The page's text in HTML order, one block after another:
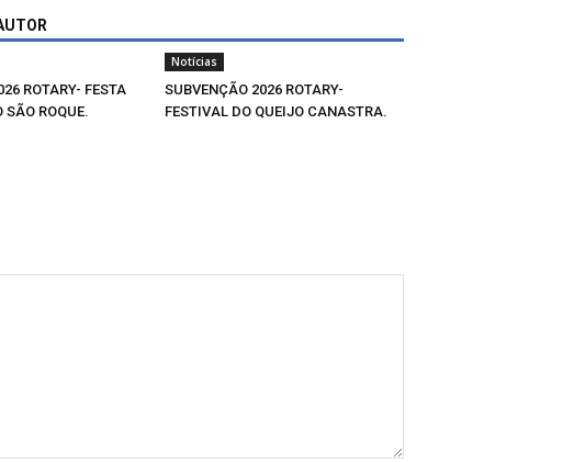
ROTARY- FESTA
SÃO ROQUE.
Notícias
SUBVENÇÃO 2026 ROTARY-
FESTIVAL DO QUEIJO CANASTRA.